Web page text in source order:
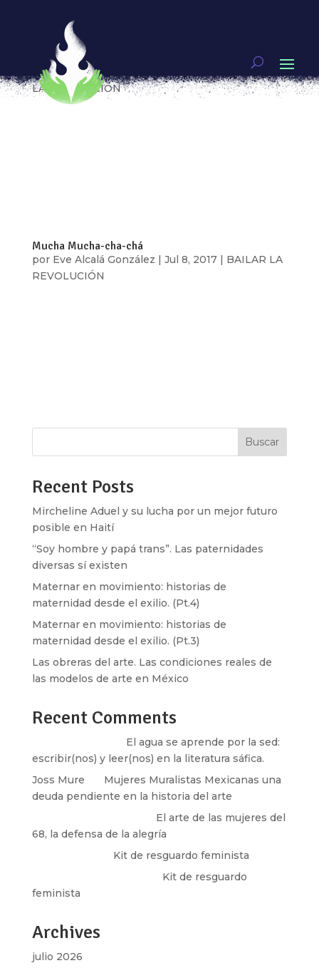
AMORCITO, SIN DOLORES, SIN TEMORES, SIN
CELOS ¡ESE DESEAMOS, AMOR DEL BUENO!
porEve Alcalá González
BAILAR
LA REVOLUCIÓN
Mucha Mucha-cha-chá
por Eve Alcalá González | Jul 8, 2017| BAILAR LA
REVOLUCIÓN
Buscar
Recent Posts
Mircheline Aduel y su lucha por un mejor futuro
posible en Haití
“Soy hombre y papá trans”. Las paternidades
diversas sí existen
Maternar en movimiento: historias de
maternidad desde el exilio. (Pt.4)
Maternar en movimiento: historias de
maternidad desde el exilio. (Pt.3)
Las obreras del arte. Las condiciones reales de
las modelos de arte en México
Recent Comments
El agua se aprende por la sed:
escribir(nos) y leer(nos) en la literatura sáfica.
Joss Mure
Mujeres Muralistas Mexicanas una
deuda pendiente en la historia del arte
El arte de las mujeres del
68, la defensa de la alegría
Kit de resguardo feminista
Kit de resguardo
feminista
Archives
julio 2026